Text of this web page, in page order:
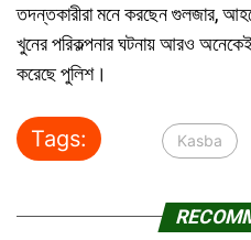
তদন্তকারীরা মনে করছেন গুলজার,
খুনের পরিকল্পনার ঘটনায় আরও
করেছে পুলিশ।
Tags: Kasba